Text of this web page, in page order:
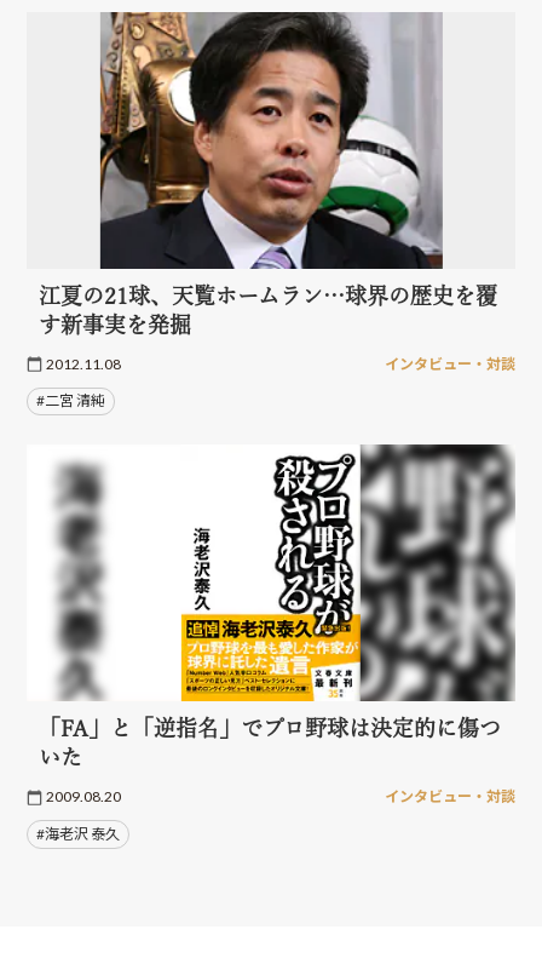
江夏の21球、天覧ホームラン…球界の歴史を覆
す新事実を発掘
2012.11.08 インタビュー・対談
#二宮 清純
「FA」と「逆指名」でプロ野球は決定的に傷つ
いた
2009.08.20 インタビュー・対談
#海老沢 泰久